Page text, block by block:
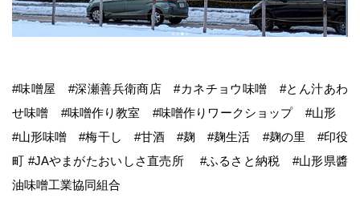
取扱店一覧
#味噌屋 #深瀬善兵衛商店 #カネチョウ味噌 #とん汁あわ
せ味噌 #味噌作り教室 #味噌作りワークショップ #山形
#山形味噌 #梅干し #甘酒 #麹 #麹生活 #麹の里 #印役
町 #JAやまがたおいしさ直売所 #ふるさと納税 #山形県醬
油味噌工業協同組合